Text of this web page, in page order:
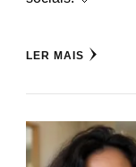
LER MAIS